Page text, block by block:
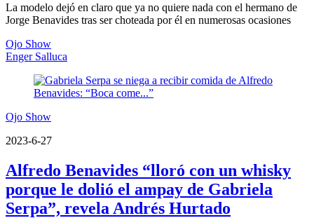
La modelo dejó en claro que ya no quiere nada con el hermano de
Jorge Benavides tras ser choteada por él en numerosas ocasiones
Ojo Show
Enger Salluca
Ojo Show
2023-6-27
Alfredo Benavides “lloró con un whisky
porque le dolió el ampay de Gabriela
Serpa”, revela Andrés Hurtado